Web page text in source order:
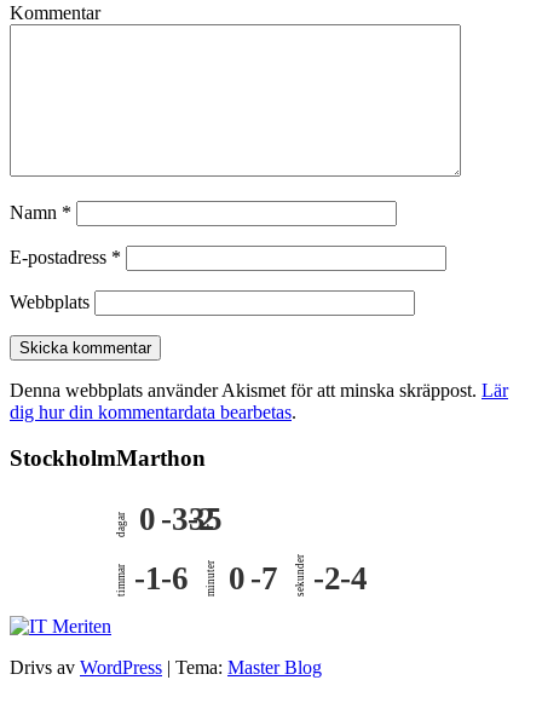
Kommentar
Namn *
E-postadress *
Webbplats
Denna webbplats använder Akismet för att minska skräppost. Lär
dig hur din kommentardata bearbetas.
StockholmMarthon
dagar 0 -335
-2
timmar -1-6 minuter 0 -7 sekunder -2-4
Drivs av WordPress | Tema: Master Blog